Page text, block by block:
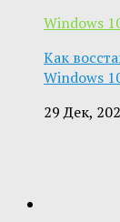
Windows
Как
Windows
29 Дек,